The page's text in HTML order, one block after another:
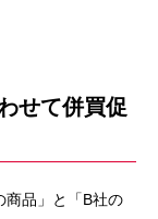
せて併買促
商品」と「B社の